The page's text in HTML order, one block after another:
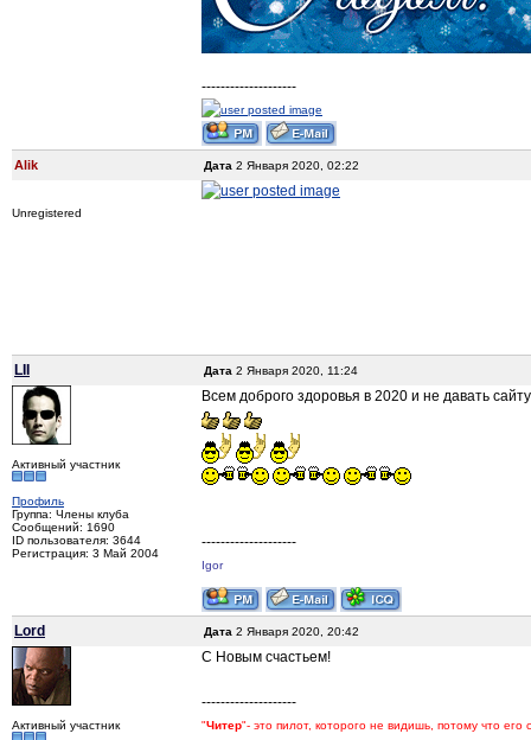
--------------------
Alik Дата 2 Января 2020, 02:22
Unregistered
LII Дата 2 Января 2020, 11:24
Активный участник
Профиль
Группа: Члены клуба
Сообщений: 1690
ID пользователя: 3644
Регистрация: 3 Май 2004
Всем доброго здоровья в 2020 и не давать сайту
--------------------
Igor
Lord Дата 2 Января 2020, 20:42
Активный участник
С Новым счастьем!
--------------------
"Читер"- это пилот, которого не видишь, потому что его